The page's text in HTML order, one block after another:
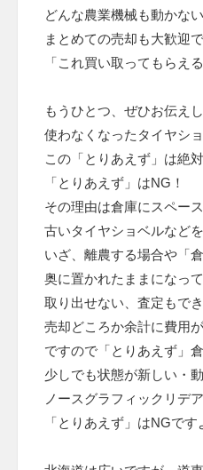
どんな農業機械も動かな
まとめての売却も大歓迎
「これ買い取ってもらえ
もうひとつ、ぜひお伝え
使わなくなったタイヤシ
この「とりあえず」は絶
「とりあえず」はNG！
その理由は倉庫にスペー
古いタイヤショベルなど
いざ、離農する場合や「
奥に置かれたままになっ
取り出せない、査定もで
売却どころか余計に費用
ですので「とりあえず」
少しでも状態が新しい・動
ノースグラフィックリデ
「とりあえず」はNGです